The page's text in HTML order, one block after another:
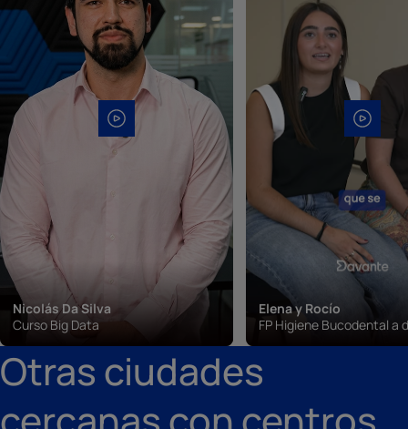
Nicolás Da Silva
Curso Big Data
Elena y Rocío
FP Higiene Bucodental a
Otras ciudades